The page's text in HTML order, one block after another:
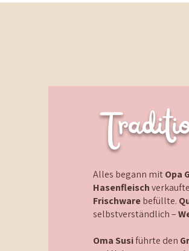
Alles begann mitOpa
Hasenfleisch
Frischwarebefüllte.
selbstverständlich –
Oma Susiführte den